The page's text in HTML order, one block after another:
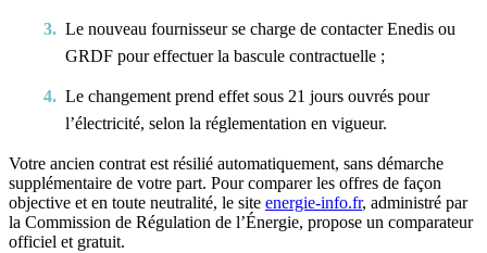
Le nouveau fournisseur se charge de contacter Enedis ou
GRDF pour effectuer la bascule contractuelle ;
Le changement prend effet sous 21 jours ouvrés pour
l’électricité, selon la réglementation en vigueur.
Votre ancien contrat est résilié automatiquement, sans démarche
supplémentaire de votre part. Pour comparer les offres de façon
objective et en toute neutralité, le site energie-info.fr, administré par
la Commission de Régulation de l’Énergie, propose un comparateur
officiel et gratuit.